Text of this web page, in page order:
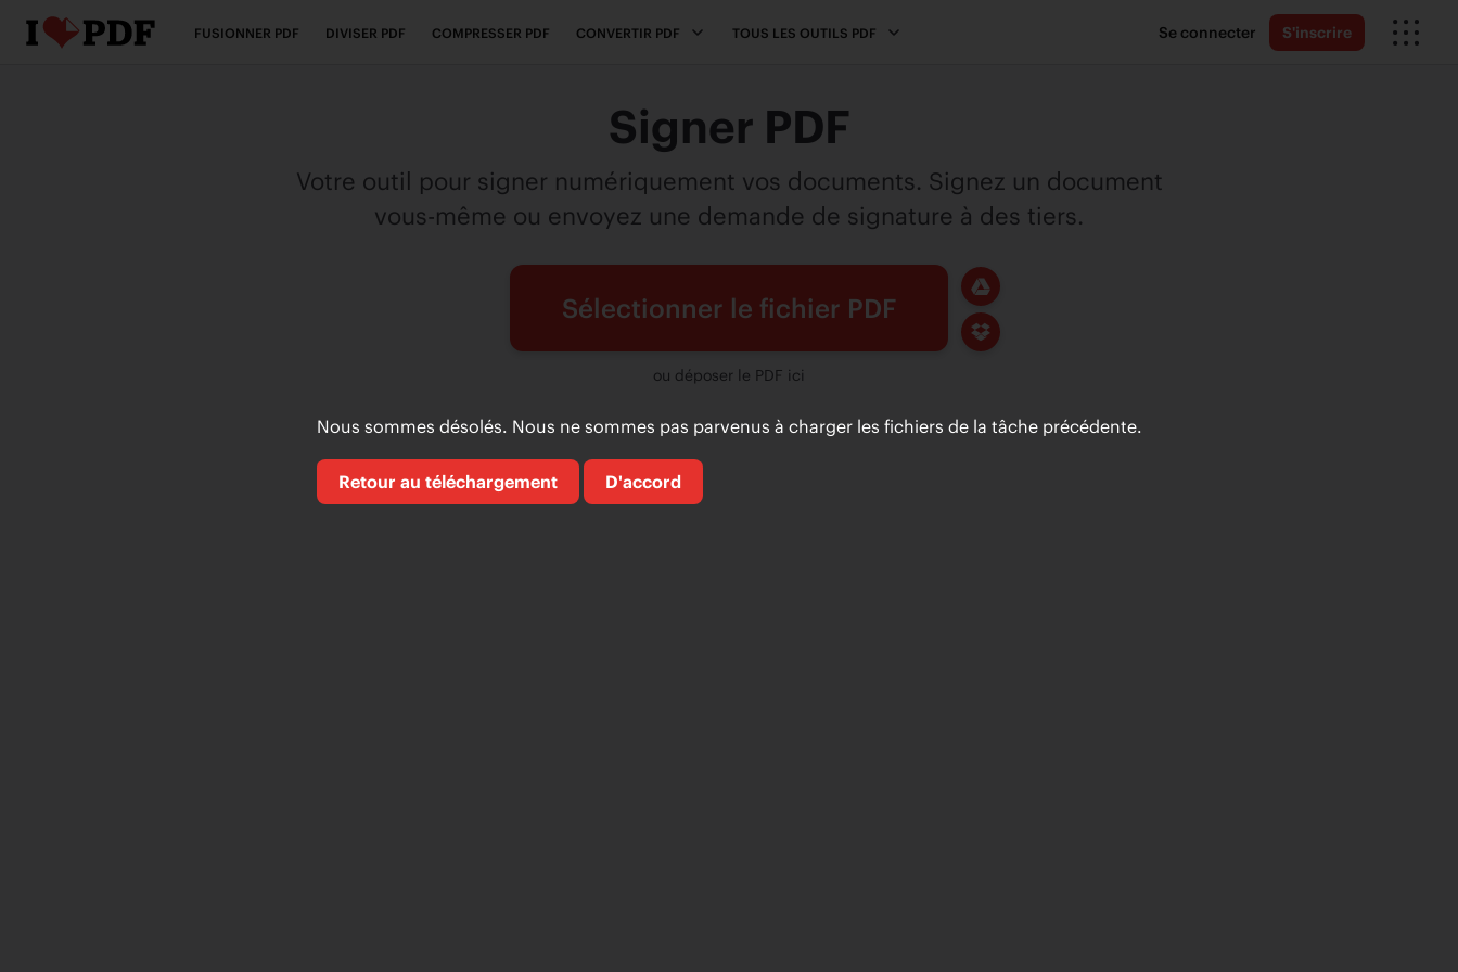
FUSIONNER PDF DIVISER PDF COMPRESSER PDF CONVERTIR PDF TOUS LES OUTILS PDF Se connecter S'inscrire
Signer PDF
Votre outil pour signer numériquement vos documents. Signez un document
vous-même ou envoyez une demande de signature à des tiers.
Sélectionner le fichier PDF
ou déposer le PDF ici
Nous sommes désolés. Nous ne sommes pas parvenus à charger les fichiers de la tâche précédente.
Retour au téléchargement D'accord